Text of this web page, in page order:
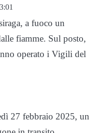
a fuoco un
fiamme. Sul posto,
operato i Vigili del
27 febbraio 2025, un